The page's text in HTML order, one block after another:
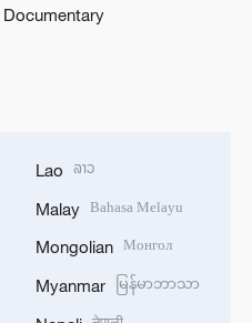
Documentary
Lao ລາວ
Malay Bahasa Melayu
Mongolian Монгол
Myanmar မြန်မာဘာသာ